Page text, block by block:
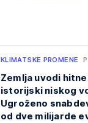
KLIMATSKE PROMENE
Zemlja uvodi
istorijski niskog
Ugroženo
od dve milijarde